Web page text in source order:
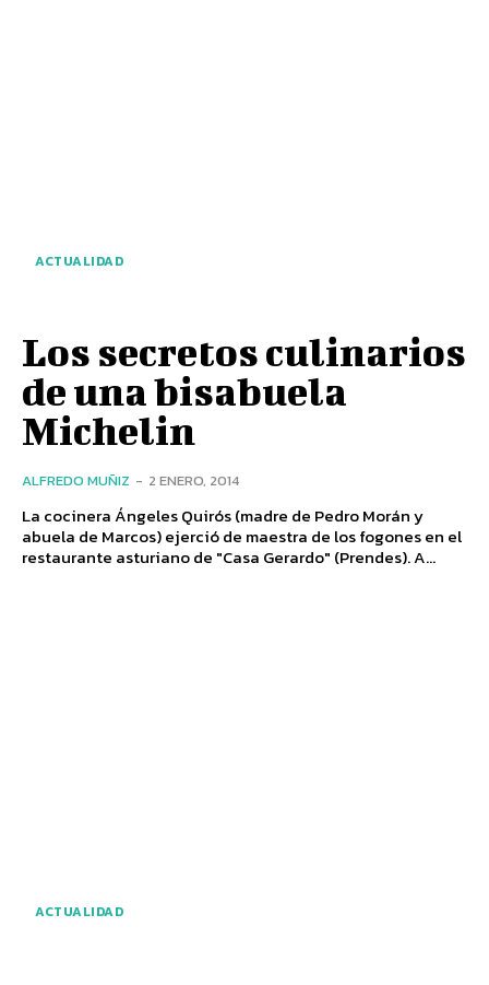
ACTUALIDAD
Los secretos culinarios
de una bisabuela
Michelin
ALFREDO MUÑIZ - 2 ENERO, 2014
La cocinera Ángeles Quirós (madre de Pedro Morán y
abuela de Marcos) ejerció de maestra de los fogones en el
restaurante asturiano de "Casa Gerardo" (Prendes). A...
ACTUALIDAD